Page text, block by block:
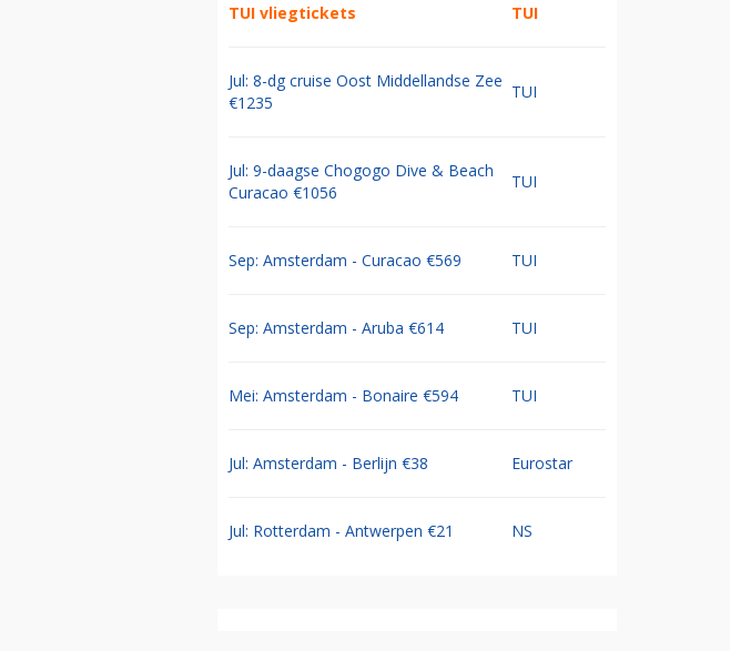
TUI vliegtickets TUI
Jul: 8-dg cruise Oost Middellandse Zee
€1235
TUI
Jul: 9-daagse Chogogo Dive & Beach
Curacao €1056
TUI
Sep: Amsterdam - Curacao €569 TUI
Sep: Amsterdam - Aruba €614 TUI
Mei: Amsterdam - Bonaire €594 TUI
Jul: Amsterdam - Berlijn €38 Eurostar
Jul: Rotterdam - Antwerpen €21 NS